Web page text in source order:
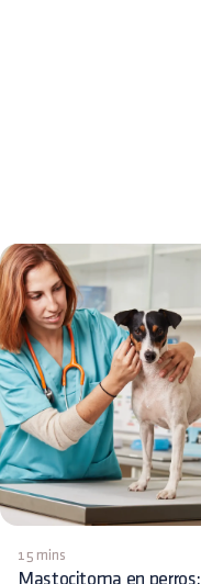
15 mins
Mastocitoma en perros: